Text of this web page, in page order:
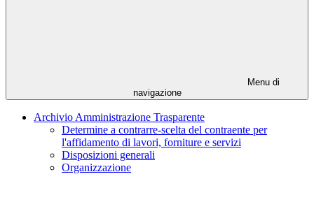
Menu di
navigazione
Archivio Amministrazione Trasparente
Determine a contrarre-scelta del contraente per
l'affidamento di lavori, forniture e servizi
Disposizioni generali
Organizzazione